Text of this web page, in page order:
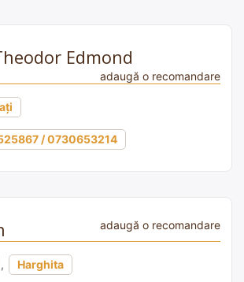
Edmond
adaugă o recomandare
/ 0730653214
adaugă o recomandare
, Harghita